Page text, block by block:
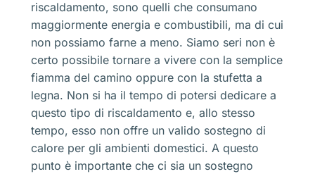
riscaldamento, sono quelli che consumano
maggiormente energia e combustibili, ma di cui
non possiamo farne a meno. Siamo seri non è
certo possibile tornare a vivere con la semplice
fiamma del camino oppure con la stufetta a
legna. Non si ha il tempo di potersi dedicare a
questo tipo di riscaldamento e, allo stesso
tempo, esso non offre un valido sostegno di
calore per gli ambienti domestici. A questo
punto è importante che ci sia un sostegno